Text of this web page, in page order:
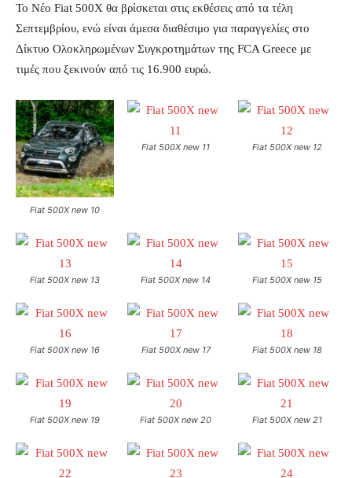
Το Νέο Fiat 500X θα βρίσκεται στις εκθέσεις από τα τέλη
Σεπτεμβρίου, ενώ είναι άμεσα διαθέσιμο για παραγγελίες στο
Δίκτυο Ολοκληρωμένων Συγκροτημάτων της FCA Greece με
τιμές που ξεκινούν από τις 16.900 ευρώ.
Fiat 500X new 10
Fiat 500X new 11 Fiat 500X new 12
Fiat 500X new 13 Fiat 500X new 14 Fiat 500X new 15
Fiat 500X new 16 Fiat 500X new 17 Fiat 500X new 18
Fiat 500X new 19 Fiat 500X new 20 Fiat 500X new 21